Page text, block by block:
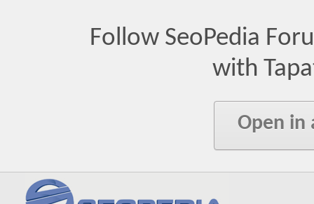
Follow SeoPedia
with
Open in